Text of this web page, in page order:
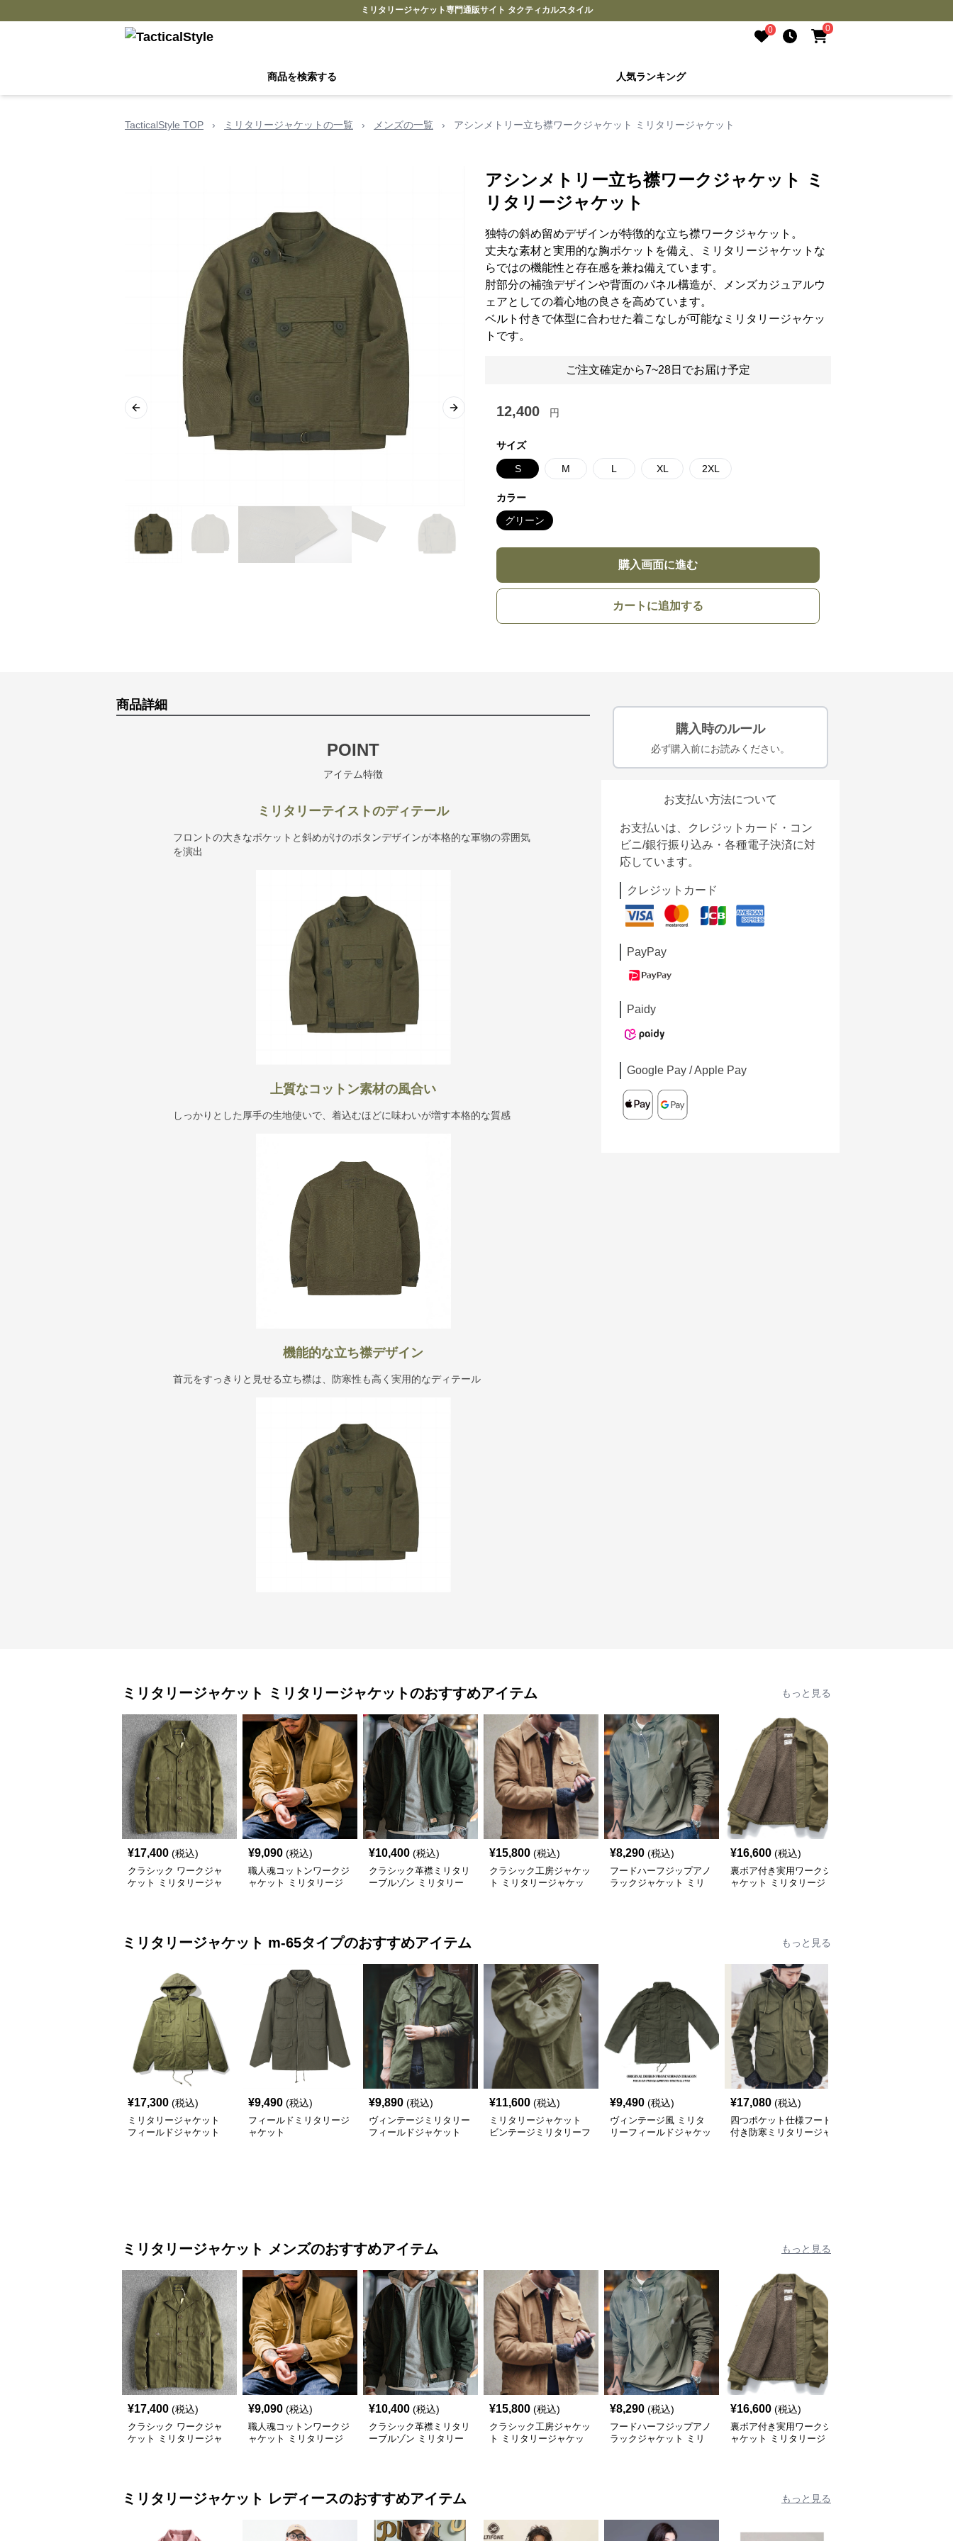
ミリタリージャケット専門通販サイト タクティカルスタイル
0
0
商品を検索する 人気ランキング
TacticalStyle TOP › ミリタリージャケットの一覧 › メンズの一覧 › アシンメトリー立ち襟ワークジャケット ミリタリージャケット
Previous slide Next slide
アシンメトリー立ち襟ワークジャケット ミ
リタリージャケット
独特の斜め留めデザインが特徴的な立ち襟ワークジャケット。
丈夫な素材と実用的な胸ポケットを備え、ミリタリージャケットな
らではの機能性と存在感を兼ね備えています。
肘部分の補強デザインや背面のパネル構造が、メンズカジュアルウ
ェアとしての着心地の良さを高めています。
ベルト付きで体型に合わせた着こなしが可能なミリタリージャケッ
トです。
ご注文確定から7~28日でお届け予定
12,400 円
サイズ
S M L XL 2XL
カラー
グリーン
購入画面に進む
カートに追加する
商品詳細
POINT
アイテム特徴
ミリタリーテイストのディテール
フロントの大きなポケットと斜めがけのボタンデザインが本格的な軍物の雰囲気
を演出
上質なコットン素材の風合い
しっかりとした厚手の生地使いで、着込むほどに味わいが増す本格的な質感
機能的な立ち襟デザイン
首元をすっきりと見せる立ち襟は、防寒性も高く実用的なディテール
購入時のルール
必ず購入前にお読みください。
お支払い方法について
お支払いは、クレジットカード・コン
ビニ/銀行振り込み・各種電子決済に対
応しています。
クレジットカード
PayPay
Paidy
Google Pay / Apple Pay
ミリタリージャケット ミリタリージャケットのおすすめアイテム もっと見る
¥17,400 (税込)
クラシック ワークジャ
ケット ミリタリージャ
¥9,090 (税込)
職人魂コットンワークジ
ャケット ミリタリージ
¥10,400 (税込)
クラシック革襟ミリタリ
ーブルゾン ミリタリー
¥15,800 (税込)
クラシック工房ジャケッ
ト ミリタリージャケッ
¥8,290 (税込)
フードハーフジップアノ
ラックジャケット ミリ
¥16,600 (税込)
裏ボア付き実用ワークジ
ャケット ミリタリージ
ミリタリージャケット m-65タイプのおすすめアイテム もっと見る
¥17,300 (税込)
ミリタリージャケット
フィールドジャケット
¥9,490 (税込)
フィールドミリタリージ
ャケット
¥9,890 (税込)
ヴィンテージミリタリー
フィールドジャケット
¥11,600 (税込)
ミリタリージャケット
ビンテージミリタリーフ
¥9,490 (税込)
ヴィンテージ風 ミリタ
リーフィールドジャケッ
¥17,080 (税込)
四つポケット仕様フード
付き防寒ミリタリージャ
ミリタリージャケット メンズのおすすめアイテム もっと見る
¥17,400 (税込)
クラシック ワークジャ
ケット ミリタリージャ
¥9,090 (税込)
職人魂コットンワークジ
ャケット ミリタリージ
¥10,400 (税込)
クラシック革襟ミリタリ
ーブルゾン ミリタリー
¥15,800 (税込)
クラシック工房ジャケッ
ト ミリタリージャケッ
¥8,290 (税込)
フードハーフジップアノ
ラックジャケット ミリ
¥16,600 (税込)
裏ボア付き実用ワークジ
ャケット ミリタリージ
ミリタリージャケット レディースのおすすめアイテム もっと見る